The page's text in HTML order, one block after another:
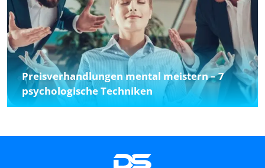
Preisverhandlungen mental meistern – 7
psychologische Techniken